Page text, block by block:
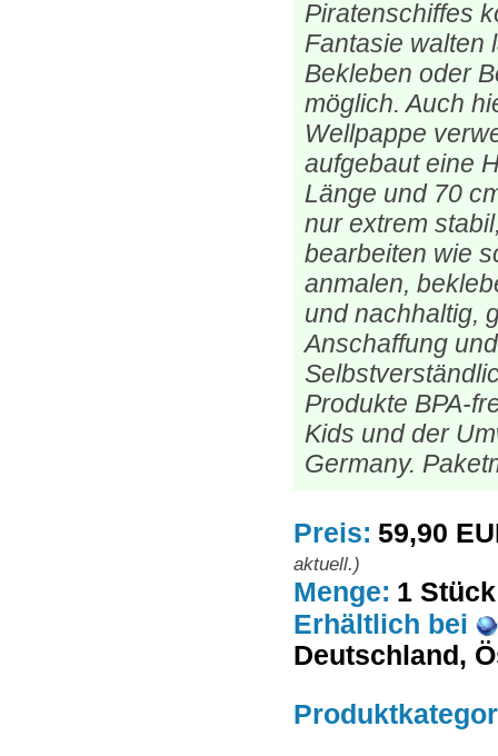
Piratenschiffes
Fantasie walten
Bekleben oder
möglich. Auch
Wellpappe
aufgebaut eine
Länge und 70
nur extrem
bearbeiten wie
anmalen,
und nachhaltig,
Anschaffung
Produkte BPA-
Kids und der
Germany.
Preis: 59,90
aktuell.)
Menge: 1 Stück
Erhältlich bei
Deutschland,